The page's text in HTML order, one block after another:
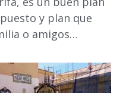
y plan que
o amigos…